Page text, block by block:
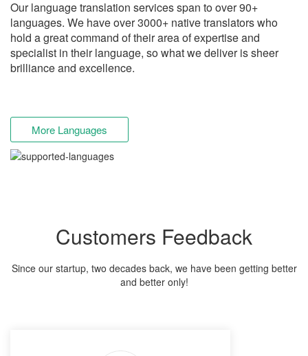
Our language translation services span to over 90+
languages. We have over 3000+ native translators who
hold a great command of their area of expertise and
specialist in their language, so what we deliver is sheer
brilliance and excellence.
More Languages
Customers Feedback
Since our startup, two decades back, we have been getting better
and better only!